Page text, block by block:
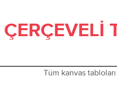
ÇERÇEVELI
Tüm kanvas